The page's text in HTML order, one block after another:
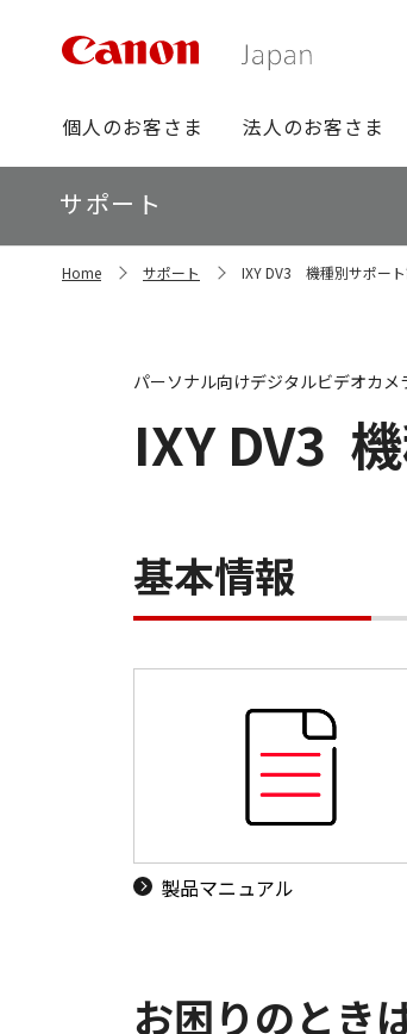
グ
ロ
ー
バ
ビ
個人のお客さま 法人のお客さま
ロ
ー
カ
ル
サポート
Home サポート IXY DV3 機種別サポー
IXY DV3
パーソナル向けデジタルビデオカメ
基本情報
製品マニュアル
お困りのとき